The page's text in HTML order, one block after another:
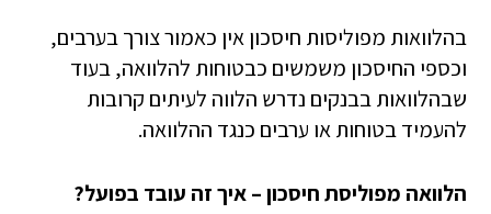
בהלוואות מפוליסות חיסכון אין כאמור צורך בערבים,
וכספי החיסכון משמשים כבטוחות להלוואה, בעוד
שבהלוואות בבנקים נדרש הלווה לעיתים קרובות
להעמיד בטוחות או ערבים כנגד ההלוואה.
הלוואה מפוליסת חיסכון – איך זה עובד בפועל?